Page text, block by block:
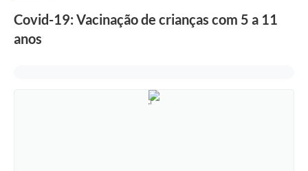
Covid-19: Vacinação de crianças com 5 a 11
anos